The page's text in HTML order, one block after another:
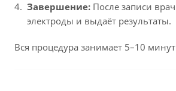
Завершение: После записи
электроды и выдаёт результаты.
Вся процедура занимает 5–10